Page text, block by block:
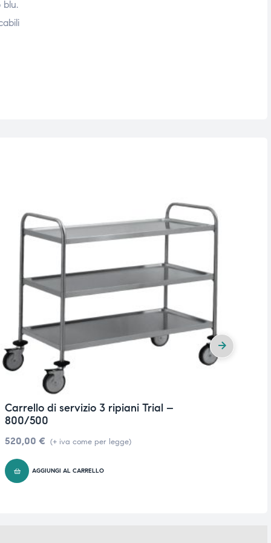
blu.
Carrello di servizio 3 ripiani Trial –
800/500
520,00 € (+ iva come per legge)
AGGIUNGI AL CARRELLO